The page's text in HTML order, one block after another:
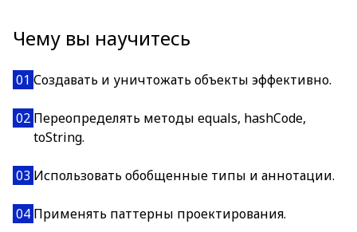
Чему вы научитесь
01 Создавать и уничтожать объекты эффективно.
02 Переопределять методы equals, hashCode,
toString.
03 Использовать обобщенные типы и аннотации.
04 Применять паттерны проектирования.